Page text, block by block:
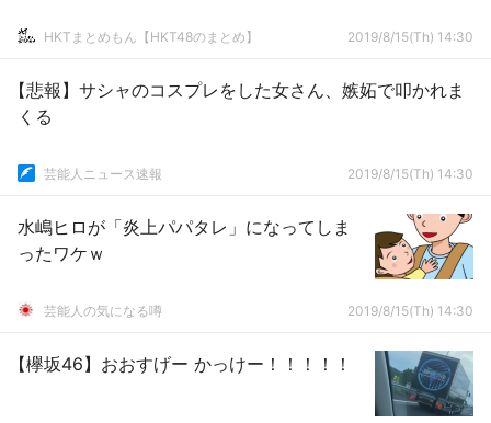
HKTまとめもん【HKT48のまとめ】 2019/8/15(Th) 14:30
【悲報】サシャのコスプレをした女さん、嫉妬で叩かれま
くる
芸能人ニュース速報 2019/8/15(Th) 14:30
水嶋ヒロが「炎上パパタレ」になってしま
ったワケｗ
芸能人の気になる噂 2019/8/15(Th) 14:30
【欅坂46】おおすげー かっけー！！！！！